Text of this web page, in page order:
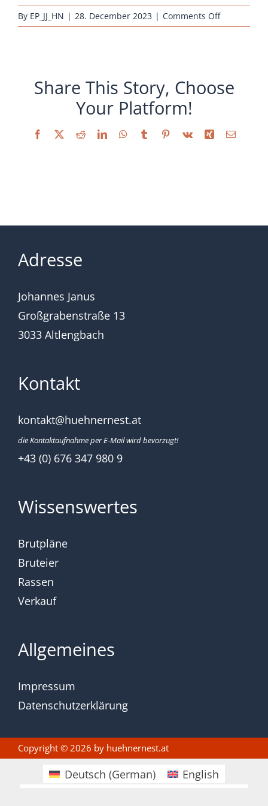
By EP_JJ_HN | 28. December 2023 | Comments Offon
Share This Story, Choose
Your Platform!
Facebook
X RedditLinkedInWhatsApp
TumblrPinterest
Vk Xing Email
Adresse
Johannes Janus
Großgrabenstraße 13
3033 Altlengbach
Kontakt
kontakt@huehnernest.at
die Kontaktaufnahme per E-Mail wird bevorzugt!
+43 (0) 676 347 980 9
Wissenswertes
Brutpläne
Bruteier
Rassen
Verkauf
Allgemeines
Impressum
Datenschutzerklärung
Copyright © 2026 by huehnernest.at
Deutsch (German)
English